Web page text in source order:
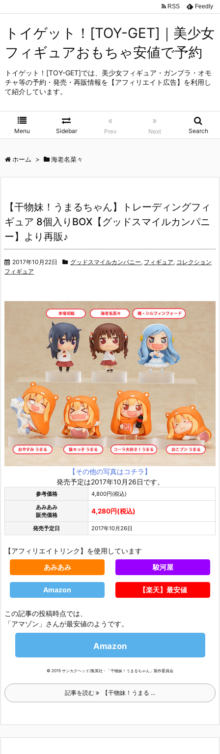
トイゲット！[TOY-GET]｜美少女
フィギュアおもちゃ安値で予約
トイゲット！[TOY-GET]では、美少女フィギュア・ガンプラ・オモ
チャ等の予約・発売・再販情報を【アフィリエイト広告】を利用し
て紹介しています。
Menu Sidebar
«
Prev
»
Next Search
RSS Feedly
ホーム > 海老名菜々
【干物妹！うまるちゃん】トレーディングフィ
ギュア 8個入りBOX【グッドスマイルカンパニ
ー】より再販♪
2017年10月22日 グッドスマイルカンパニー, フィギュア, コレクション
フィギュア
【その他の写真はコチラ】
発売予定は2017年10月26日です。
参考価格
4,800円(税込)
あみあみ
販売価格
4,280円(税込)
発売予定日 2017年10月26日
【アフィリエイトリンク】を使用しています
あみあみ
駿河屋
Amazon 【楽天】最安値
この記事の投稿時点では、
「アマゾン」さんが最安値のようです。
Amazon
© 2015 サンカクヘッド/集英社・「干物妹！うまるちゃん」製作委員会
記事を読む 【干物妹！うまる ...